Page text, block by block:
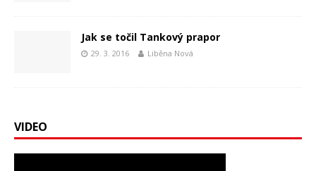
Jak se točil Tankový prapor
29. 3. 2016 Liběna Nová
VIDEO